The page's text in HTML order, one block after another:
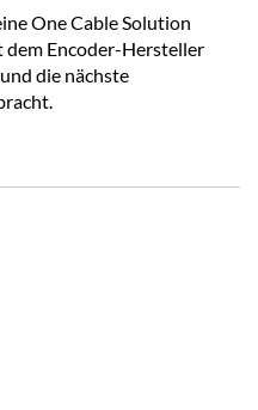
One Cable Solution
dem Encoder-Hersteller
die nächste